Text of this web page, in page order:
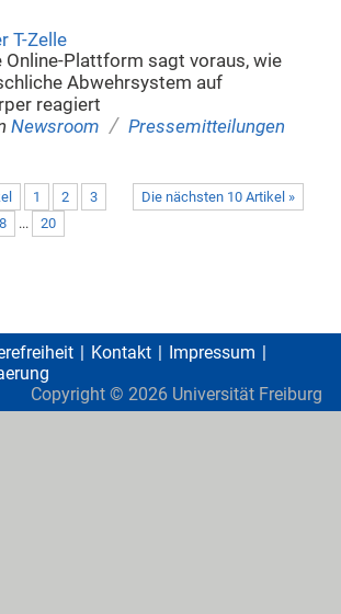
T-Zelle
Online-Plattform sagt voraus, wie
Abwehrsystem auf
reagiert
Newsroom / Pressemitteilungen
Die nächsten 10 Artikel »
1 2
3
8 ... 20
Kontakt
Impressum
Copyright © 2026 Universität Freiburg